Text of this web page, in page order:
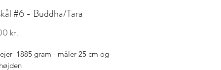
#6 - Buddha/Tara
kr.
1885 gram - måler 25 cm og